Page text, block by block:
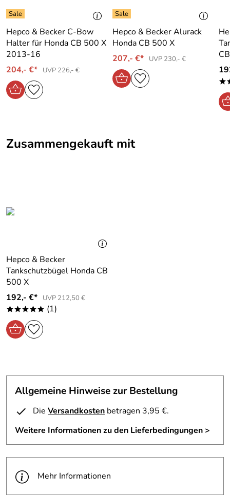
Hepco & Becker C-Bow
Halter für Honda CB 500 X
2013-16
204,- €*
UVP 226,- €
Hepco & Becker Alurack
Honda CB 500 X
207,- €*
UVP 230,- €
Zusammengekauft mit
Hepco & Becker
Tankschutzbügel Honda CB
500 X
192,- €*
UVP 212,50 €
***** (1)
Allgemeine Hinweise zur Bestellung
Die Versandkosten betragen 3,95 €.
Weitere Informationen zu den Lieferbedingungen >
Mehr Informationen